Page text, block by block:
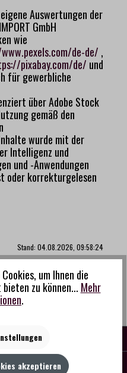
Auswertungen der
GmbH
wie
de-de/ ,
pixabay.com/de/ und
für gewerbliche
über Adobe Stock
gemäß den
wurde mit der
Intelligenz und
und -Anwendungen
oder korrekturgelesen
Stand: 04.08.2026, 09:58:24
um Ihnen die
zu können... Mehr
.
akzeptieren